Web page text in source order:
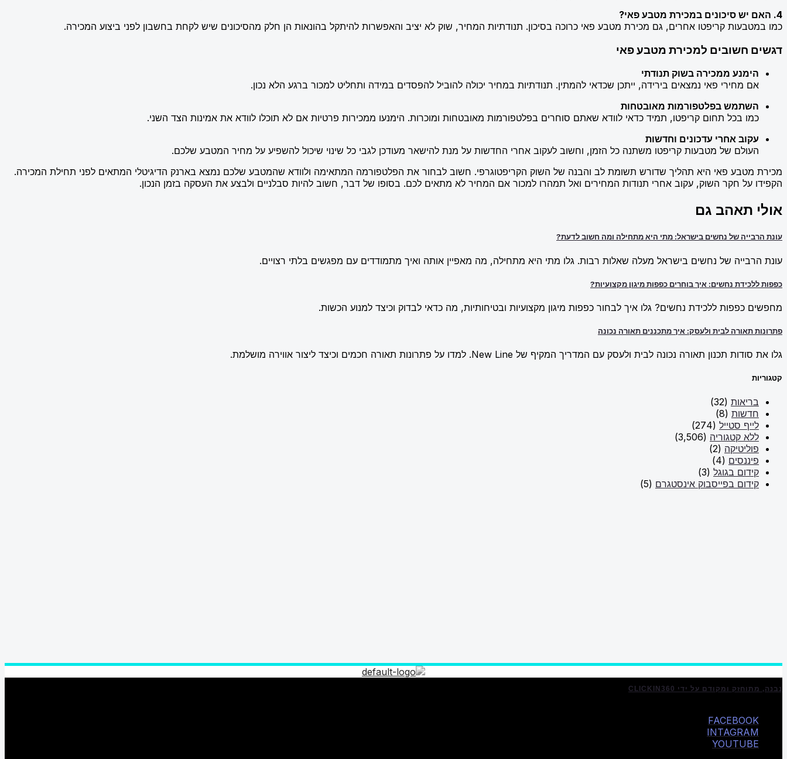
4. האם יש סיכונים במכירת מטבע פאי?
כמו במטבעות קריפטו אחרים, גם מכירת מטבע פאי כרוכה בסיכון. תנודתיות המחיר, שוק לא יציב והאפשרות להיתקל בהונאות הן חלק מהסיכונים שיש לקחת בחשבון לפני ביצוע המכירה.
דגשים חשובים למכירת מטבע פאי
הימנע ממכירה בשוק תנודתי
אם מחירי פאי נמצאים בירידה, ייתכן שכדאי להמתין. תנודתיות במחיר יכולה להוביל להפסדים במידה ותחליט למכור ברגע הלא נכון.
השתמש בפלטפורמות מאובטחות
כמו בכל תחום קריפטו, תמיד כדאי לוודא שאתם סוחרים בפלטפורמות מאובטחות ומוכרות. הימנעו ממכירות פרטיות אם לא תוכלו לוודא את אמינות הצד השני.
עקוב אחרי עדכונים וחדשות
העולם של מטבעות קריפטו משתנה כל הזמן, וחשוב לעקוב אחרי החדשות על מנת להישאר מעודכן לגבי כל שינוי שיכול להשפיע על מחיר המטבע שלכם.
מכירת מטבע פאי היא תהליך שדורש תשומת לב והבנה של השוק הקריפטוגרפי. חשוב לבחור את הפלטפורמה המתאימה ולוודא שהמטבע שלכם נמצא בארנק הדיגיטלי המתאים לפני תחילת המכירה.
הקפידו על חקר השוק, עקוב אחרי תנודות המחירים ואל תמהרו למכור אם המחיר לא מתאים לכם. בסופו של דבר, חשוב להיות סבלניים ולבצע את העסקה בזמן הנכון.
אולי תאהב גם
עונת הרבייה של נחשים בישראל: מתי היא מתחילה ומה חשוב לדעת?
עונת הרבייה של נחשים בישראל מעלה שאלות רבות. גלו מתי היא מתחילה, מה מאפיין אותה ואיך מתמודדים עם מפגשים בלתי רצויים.
כפפות ללכידת נחשים: איך בוחרים כפפות מיגון מקצועיות?
מחפשים כפפות ללכידת נחשים? גלו איך לבחור כפפות מיגון מקצועיות ובטיחותיות, מה כדאי לבדוק וכיצד למנוע הכשות.
פתרונות תאורה לבית ולעסק: איך מתכננים תאורה נכונה
גלו את סודות תכנון תאורה נכונה לבית ולעסק עם המדריך המקיף של New Line. למדו על פתרונות תאורה חכמים וכיצד ליצור אווירה מושלמת.
קטגוריות
בריאות (32)
חדשות (8)
לייף סטייל (274)
ללא קטגוריה (3,506)
פוליטיקה (2)
פיננסים (4)
קידום בגוגל (3)
קידום בפייסבוק אינסטגרם (5)
נבנה, מתוחזק ומקודם על ידי CLICKIN360
FACEBOOK
INTAGRAM
YOUTUBE